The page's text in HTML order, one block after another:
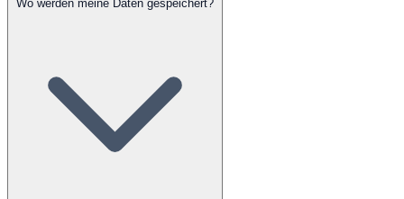
Wo werden meine Daten gespeichert?